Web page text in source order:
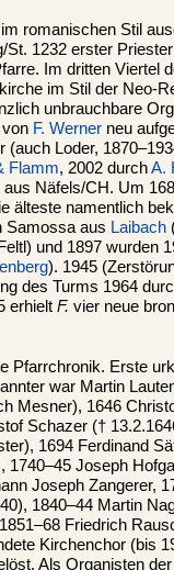
romanischen Stil
1232 erster
Im dritten Viertel
im Stil der Neo-
unbrauchbare
F. Werner neu
Loder,
Flamm, 2002 durchA.
Näfels/CH. Um
älteste namentlich
Samossa aus Laibach
und 1897 wurden
). 1945
des Turms 1964
erhielt F. vier neue
Pfarrchronik. Erste
war Martin
Mesner), 1646
Schazer (†
1694 Ferdinand
Joseph
Joseph Zangerer,
1840–44 Martin
Friedrich
Kirchenchor (bis
Als Organisten